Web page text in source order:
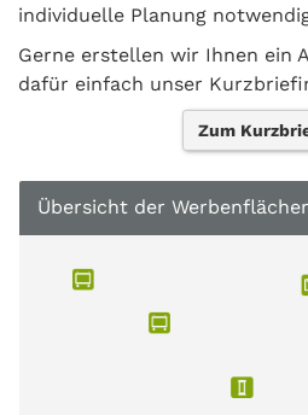
individuelle Planung
Gerne erstellen wir Ihnen ein
dafür einfach unser
Zum
Übersicht der